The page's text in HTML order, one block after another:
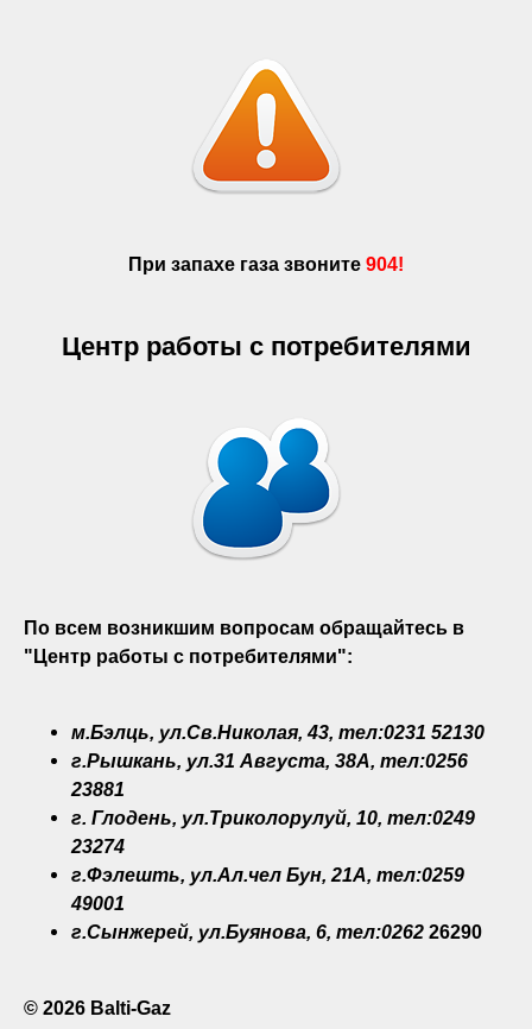
При запахе газа звоните 904!
Центр работы с потребителями
По всем возникшим вопросам обращайтесь в
"Центр работы с потребителями":
м.Бэлць, ул.Св.Николая, 43, тел:0231 52130
г.Рышкань, ул.31 Августа, 38A, тел:0256
23881
г. Глодень, ул.Триколорулуй, 10, тел:0249
23274
г.Фэлешть, ул.Ал.чел Бун, 21A, тел:0259
49001
г.Сынжерей, ул.Буянова, 6, тел:0262 26290
© 2026 Balti-Gaz